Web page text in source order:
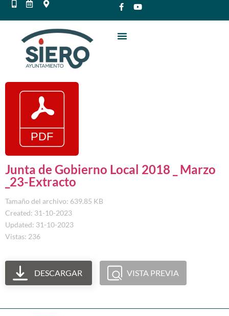
Junta de Gobierno Local 2018 _ Marzo
_23-Extracto
Tamaño del archivo: 639.85 KB
Created: 31-10-2023
Updated: 31-10-2023
Vistas: 236
DESCARGAR VISTA PREVIA